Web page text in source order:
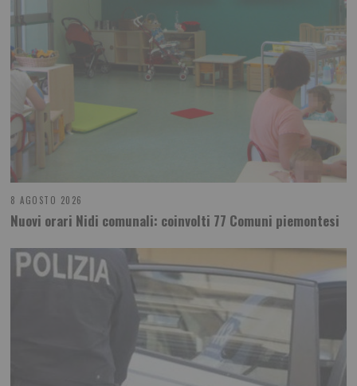
8 AGOSTO 2026
Nuovi orari Nidi comunali: coinvolti 77 Comuni piemontesi